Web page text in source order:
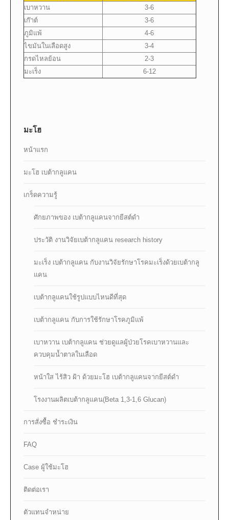
เบาหวาน
3-6
เก๊าต์
3-6
ภูมิแพ้
4-6
ไขมันในเลือดสูง
3-4
กรดไหลย้อน
2-3
มะเร็ง
6-12
มะโฮ
หน้าแรก
มะโฮ เบต้ากลูแคน
เกร็ดความรู้
ศักยภาพของ เบต้ากลูแคนจากยีสต์ดำ
ประวัติ งานวิจัยเบต้ากลูแคน research history
มะเร็ง เบต้ากลูแคน กับงานวิจัยรักษาโรคมะเร็งด้วยเบต้ากลู
แคน
เบต้ากลูแคนใช้รูปแบบไหนดีที่สุด
เบต้ากลูแคน กับการใช้รักษาโรคภูมิแพ้
เบาหวาน เบต้ากลูแคน ช่วยดูแลผู้ป่วยโรคเบาหวานและ
ควบคุมน้ำตาลในเลือด
หน้าใส ไร้สิว ฝ้า ด้วยมะโฮ เบต้ากลูแคนจากยีสต์ดำ
โรงงานผลิตเบต้ากลูแคน(Beta 1,3-1,6 Glucan)
การสั่งซื้อ ชำระเงิน
FAQ
Case ผู้ใช้มะโฮ
ติดต่อเรา
ตัวแทนจำหน่าย